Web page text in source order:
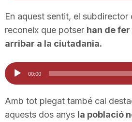
En aquest sentit, el
reconeix que potser han de
arribar a la ciutadania.
Reproductor
d'àudio
00:00
Amb tot plegat també cal
aquests dos anys la població